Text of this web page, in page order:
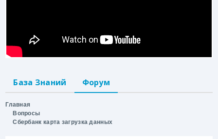
База Знаний Форум
Главная
Вопросы
Сбербанк карта загрузка данных